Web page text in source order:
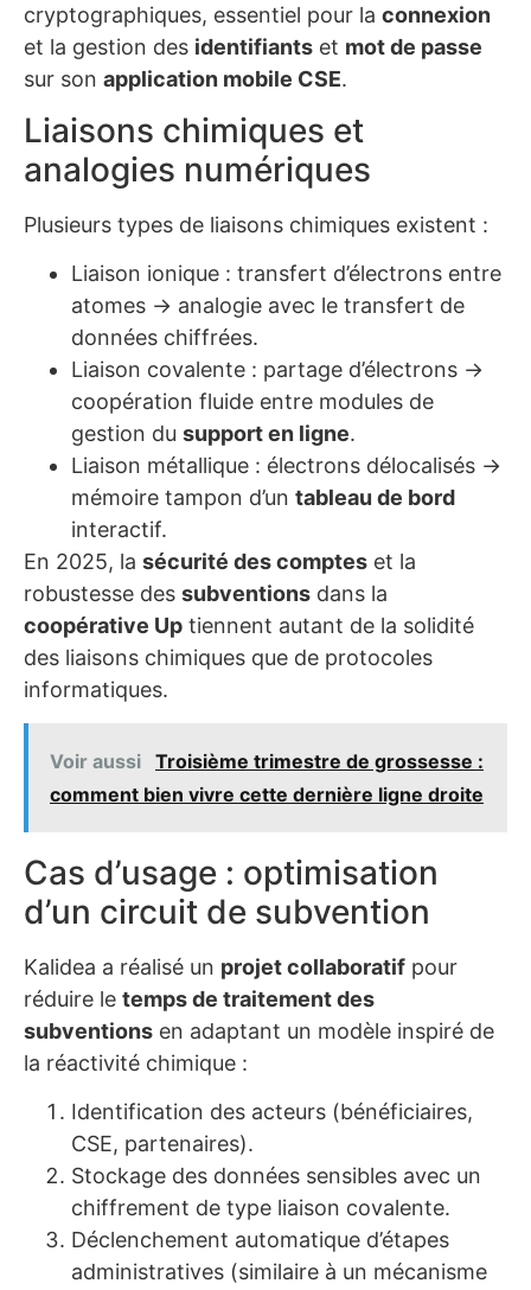
cryptographiques, essentiel pour la connexion
et la gestion des identifiants et mot de passe
sur son application mobile CSE.
Liaisons chimiques et
analogies numériques
Plusieurs types de liaisons chimiques existent :
Liaison ionique : transfert d’électrons entre
atomes → analogie avec le transfert de
données chiffrées.
Liaison covalente : partage d’électrons →
coopération fluide entre modules de
gestion du support en ligne.
Liaison métallique : électrons délocalisés →
mémoire tampon d’un tableau de bord
interactif.
En 2025, la sécurité des comptes et la
robustesse des subventions dans la
coopérative Up tiennent autant de la solidité
des liaisons chimiques que de protocoles
informatiques.
Voir aussi Troisième trimestre de grossesse :
comment bien vivre cette dernière ligne droite
Cas d’usage : optimisation
d’un circuit de subvention
Kalidea a réalisé un projet collaboratif pour
réduire le temps de traitement des
subventions en adaptant un modèle inspiré de
la réactivité chimique :
Identification des acteurs (bénéficiaires,
CSE, partenaires).
Stockage des données sensibles avec un
chiffrement de type liaison covalente.
Déclenchement automatique d’étapes
administratives (similaire à un mécanisme